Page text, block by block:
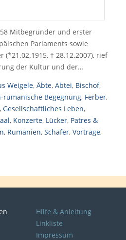
Mitbegründer und erster
Parlaments sowie
† 28.12.2007), rief
der Kultur und der…
Weigele, Äbte, Abtei, Bischof,
rumänische Begegnung, Ferber,
, Gesellschaftliches Leben,
, Konzerte, Lücker, Patres &
, Rumänien, Schäfer, Vorträge,
Hilfe & Anleitung
Linkliste
Impressum